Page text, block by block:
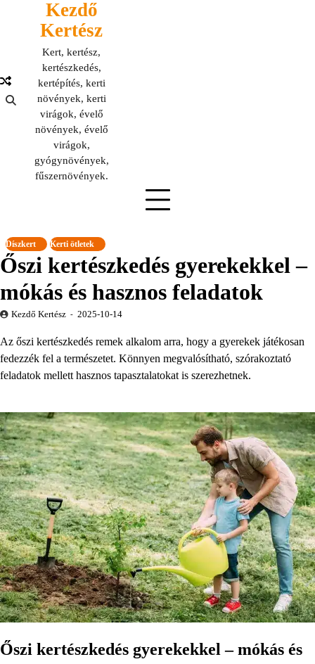
Kezdő
Kertész
Kert, kertész,
kertészkedés,
kertépítés, kerti
növények, kerti
virágok, évelő
növények, évelő
virágok,
gyógynövények,
fűszernövények.
Díszkert Kerti ötletek
Őszi kertészkedés gyerekekkel –
mókás és hasznos feladatok
Kezdő Kertész 2025-10-14
Az őszi kertészkedés remek alkalom arra, hogy a gyerekek játékosan
fedezzék fel a természetet. Könnyen megvalósítható, szórakoztató
feladatok mellett hasznos tapasztalatokat is szerezhetnek.
Őszi kertészkedés gyerekekkel – mókás és